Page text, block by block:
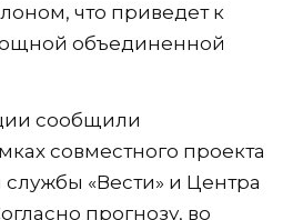
что приведет к
объединенной
сообщили
совместного проекта
«Вести» и Центра
прогнозу, во